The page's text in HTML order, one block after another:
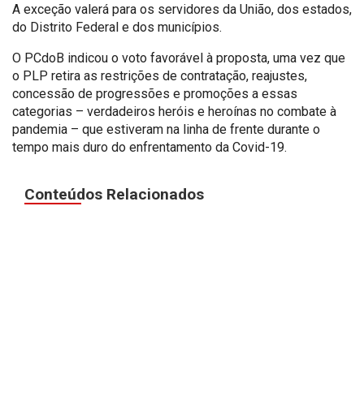
A exceção valerá para os servidores da União, dos estados,
do Distrito Federal e dos municípios.
O PCdoB indicou o voto favorável à proposta, uma vez que
o PLP retira as restrições de contratação, reajustes,
concessão de progressões e promoções a essas
categorias – verdadeiros heróis e heroínas no combate à
pandemia – que estiveram na linha de frente durante o
tempo mais duro do enfrentamento da Covid-19.
Conteúdos Relacionados